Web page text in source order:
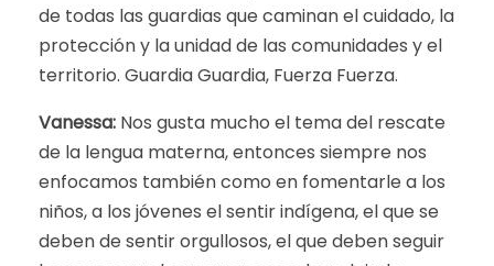
de todas las guardias que caminan el cuidado, la
protección y la unidad de las comunidades y el
territorio. Guardia Guardia, Fuerza Fuerza.
Vanessa: Nos gusta mucho el tema del rescate
de la lengua materna, entonces siempre nos
enfocamos también como en fomentarle a los
niños, a los jóvenes el sentir indígena, el que se
deben de sentir orgullosos, el que deben seguir